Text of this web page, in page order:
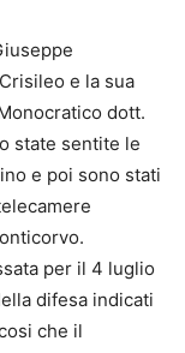
e la sua
dott.
state sentite le
e poi sono stati
per il 4 luglio
difesa indicati
che il